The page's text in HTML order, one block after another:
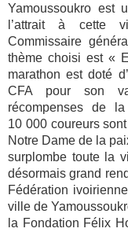
Yamoussoukro est
l’attrait à cette
Commissaire
thème choisi est «
marathon est doté
CFA pour son
récompenses de la
10 000 coureurs
Notre Dame de la
surplombe toute la
désormais grand
Fédération
ville de
la Fondation Félix